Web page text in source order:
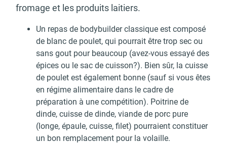
fromage et les produits laitiers.
Un repas de bodybuilder classique est composé
de blanc de poulet, qui pourrait être trop sec ou
sans gout pour beaucoup (avez-vous essayé des
épices ou le sac de cuisson?). Bien sûr, la cuisse
de poulet est également bonne (sauf si vous êtes
en régime alimentaire dans le cadre de
préparation à une compétition). Poitrine de
dinde, cuisse de dinde, viande de porc pure
(longe, épaule, cuisse, filet) pourraient constituer
un bon remplacement pour la volaille.